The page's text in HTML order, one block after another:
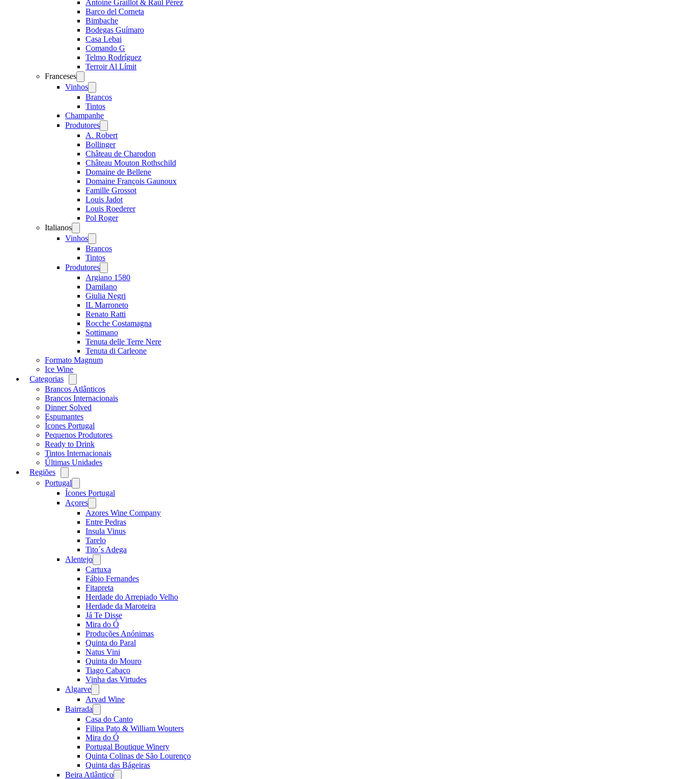
Antoine Graillot & Raúl Pérez
Barco del Corneta
Bimbache
Bodegas Guímaro
Casa Lebai
Comando G
Telmo Rodríguez
Terroir Al Límit
Franceses
menu
Vinhos
menu
Brancos
Tintos
Champanhe
Produtores
menu
A. Robert
Bollinger
Château de Charodon
Château Mouton Rothschild
Domaine de Bellene
Domaine François Gaunoux
Famille Grossot
Louis Jadot
Louis Roederer
Pol Roger
Italianos
menu
Vinhos
menu
Brancos
Tintos
Produtores
menu
Argiano 1580
Damilano
Giulia Negri
IL Marroneto
Renato Ratti
Rocche Costamagna
Sottimano
Tenuta delle Terre Nere
Tenuta di Carleone
Formato Magnum
Ice Wine
Categorias
menu
Brancos Atlânticos
Brancos Internacionais
Dinner Solved
Espumantes
Ícones Portugal
Pequenos Produtores
Ready to Drink
Tintos Internacionais
Últimas Unidades
Regiões
menu
Portugal
menu
Ícones Portugal
Açores
menu
Azores Wine Company
Entre Pedras
Insula Vinus
Tarelo
Tito´s Adega
Alentejo
menu
Cartuxa
Fábio Fernandes
Fitapreta
Herdade do Arrepiado Velho
Herdade da Maroteira
Já Te Disse
Mira do Ó
Produções Anónimas
Quinta do Paral
Natus Vini
Quinta do Mouro
Tiago Cabaço
Vinha das Virtudes
Algarve
menu
Arvad Wine
Bairrada
menu
Casa do Canto
Filipa Pato & William Wouters
Mira do Ó
Portugal Boutique Winery
Quinta Colinas de São Lourenço
Quinta das Bágeiras
Beira Atlântico